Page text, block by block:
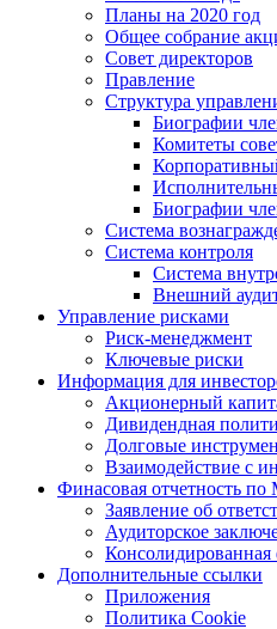
Планы на 2020 год
Общее собрание
Совет директоров
Правление
Структура
Биографии
Комитеты
Биографии
Система
Система контроля
Система
Внешний
Управление рисками
Риск-менеджмент
Ключевые риски
Информация для
Акционерный
Дивидендная
Долговые
Взаимодействие с
Финасовая отчетность
Заявление об
Аудиторское
Консолидированная
Дополнительные ссылки
Приложения
Политика Cookie